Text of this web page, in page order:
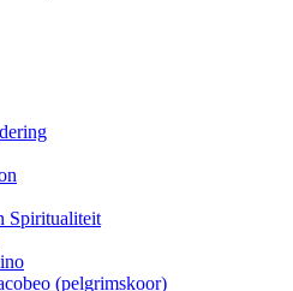
Spiritualiteit
(pelgrimskoor)